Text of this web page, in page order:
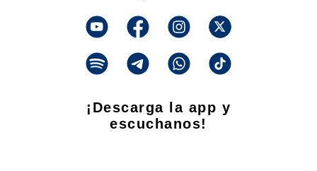
¡Descarga la app y
escuchanos!